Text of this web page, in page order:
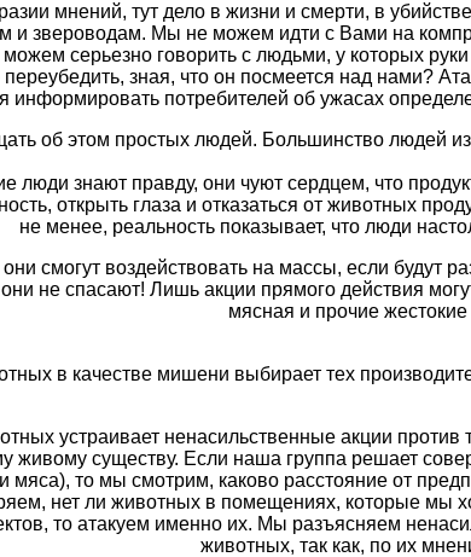
мнений, тут дело в жизни и смерти, в
и звероводам. Мы не можем идти с Вами на
серьезно говорить с людьми, у которых
переубедить, зная, что он посмеется над нами?
информировать потребителей об ужасах
об этом простых людей. Большинство людей
люди знают правду, они чуют сердцем, что
открыть глаза и отказаться от животных
не менее, реальность показывает, что люди
смогут воздействовать на массы, если будут
не спасают! Лишь акции прямого действия
мясная и прочие
в качестве мишени выбирает тех
устраивает ненасильственные акции
живому существу. Если наша группа решает
мяса), то мы смотрим, каково расстояние от
нет ли животных в помещениях, которые мы
то атакуем именно их. Мы разъясняем
животных, так как, по их